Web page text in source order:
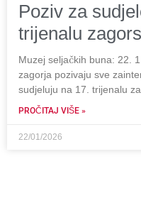
Poziv za
trijenalu
Muzej seljačkih buna: 22.
zagorja pozivaju sve
sudjeluju na 17. trijenalu
PROČITAJ VIŠE »
22/01/2026